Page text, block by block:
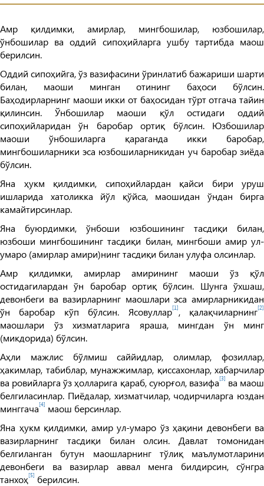
Амр қилдимки, амирлар, мингбошилар, юзбошилар,
ўнбошилар ва оддий сипоҳийларга ушбу тартибда маош
берилсин.
Оддий сипоҳийга, ўз вазифасини ўринлатиб бажариши шарти
билан, маоши минган отининг баҳоси бўлсин.
Баҳодирларнинг маоши икки от баҳосидан тўрт отгача тайин
қилинсин. Ўнбошилар маоши қўл остидаги оддий
сипоҳийларидан ўн баробар ортиқ бўлсин. Юзбошилар
маоши ўнбошиларга қараганда икки баробар,
мингбошиларники эса юзбошиларникидан уч баробар зиёда
бўлсин.
Яна ҳукм қилдимки, сипоҳийлардан қайси бири уруш
ишларида хатоликка йўл қўйса, маошидан ўндан бирга
камайтирсинлар.
Яна буюрдимки, ўнбоши юзбошининг тасдиқи билан,
юзбоши мингбошининг тасдиқи билан, мингбоши амир ул-
умаро (амирлар амири)нинг тасдиқи билан улуфа олсинлар.
Амр қилдимки, амирлар амирининг маоши ўз қўл
остидагилардан ўн баробар ортиқ бўлсин. Шунга ўхшаш,
девонбеги ва вазирларнинг маошлари эса амирларникидан
ўн баробар кўп бўлсин. Ясовуллар[1], қалақчиларнинг[2]
маошлари ўз хизматларига яраша, мингдан ўн минг
(микдорида) бўлсин.
Аҳли мажлис бўлмиш саййидлар, олимлар, фозиллар,
ҳакимлар, табиблар, мунажжимлар, қиссахонлар, хабарчилар
ва ровийларга ўз ҳолларига қараб, суюрғол, вазифа[3] ва маош
белгиласинлар. Пиёдалар, хизматчилар, чодирчиларга юздан
минггача[4] маош берсинлар.
Яна ҳукм қилдимки, амир ул-умаро ўз ҳақини девонбеги ва
вазирларнинг тасдиқи билан олсин. Давлат томонидан
белгиланган бутун маошларнинг тўлиқ маълумотларини
девонбеги ва вазирлар аввал менга билдирсин, сўнгра
танхоҳ[5] берилсин.